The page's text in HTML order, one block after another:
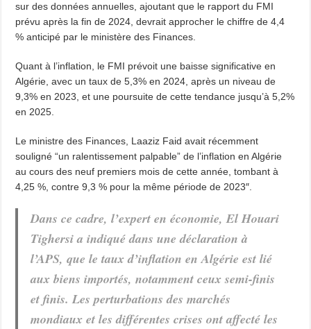
sur des données annuelles, ajoutant que le rapport du FMI
prévu après la fin de 2024, devrait approcher le chiffre de 4,4
% anticipé par le ministère des Finances.
Quant à l’inflation, le FMI prévoit une baisse significative en
Algérie, avec un taux de 5,3% en 2024, après un niveau de
9,3% en 2023, et une poursuite de cette tendance jusqu’à 5,2%
en 2025.
Le ministre des Finances, Laaziz Faid avait récemment
souligné “un ralentissement palpable” de l’inflation en Algérie
au cours des neuf premiers mois de cette année, tombant à
4,25 %, contre 9,3 % pour la même période de 2023″.
Dans ce cadre, l’expert en économie, El Houari
Tighersi a indiqué dans une déclaration à
l’APS, que le taux d’inflation en Algérie est lié
aux biens importés, notamment ceux semi-finis
et finis. Les perturbations des marchés
mondiaux et les différentes crises ont affecté les